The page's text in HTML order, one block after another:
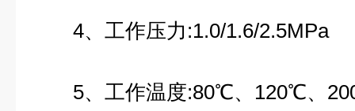
4、工作压力:1.0/1.6/2.5MPa
5、工作温度:80℃、120℃、